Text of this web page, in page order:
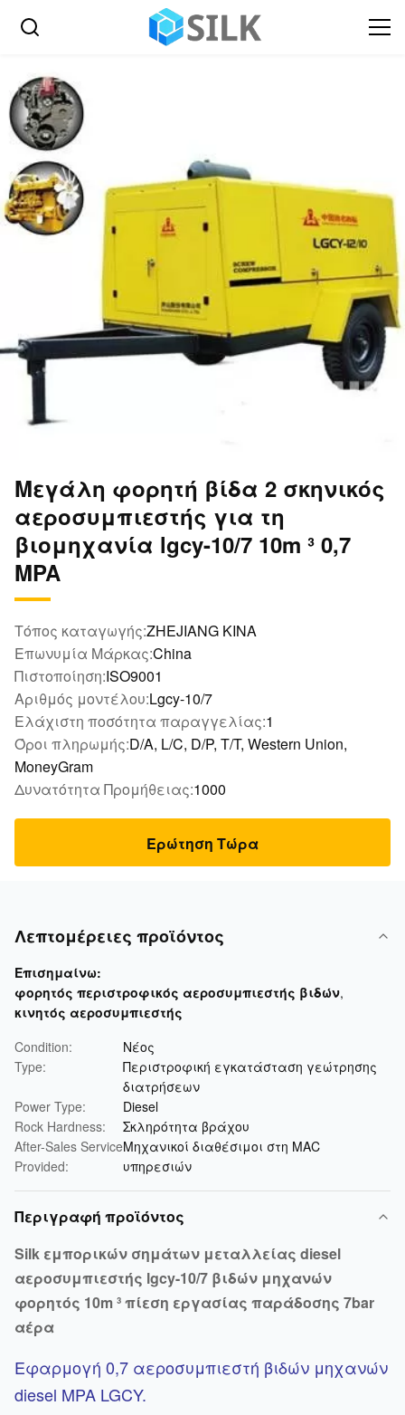
Μεγάλη φορητή βίδα 2 σκηνικός
αεροσυμπιεστής για τη
βιομηχανία lgcy-10/7 10m ³ 0,7
MPA
Τόπος καταγωγής:ZHEJIANG ΚΙΝΑ
Επωνυμία Μάρκας:China
Πιστοποίηση:ISO9001
Αριθμός μοντέλου:Lgcy-10/7
Ελάχιστη ποσότητα παραγγελίας:1
Όροι πληρωμής:D/A, L/C, D/P, T/T, Western Union,
MoneyGram
Δυνατότητα Προμήθειας:1000
Ερώτηση Τώρα
Λεπτομέρειες προϊόντος
Επισημαίνω:
φορητός περιστροφικός αεροσυμπιεστής βιδών,
κινητός αεροσυμπιεστής
Condition:
Νέος
Type:
Περιστροφική εγκατάσταση γεώτρησης
διατρήσεων
Power Type:
Diesel
Rock Hardness:
Σκληρότητα βράχου
After-Sales Service
Provided:
Μηχανικοί διαθέσιμοι στη MAC
υπηρεσιών
Περιγραφή προϊόντος
Silk εμπορικών σημάτων μεταλλείας diesel
αεροσυμπιεστής lgcy-10/7 βιδών μηχανών
φορητός 10m ³ πίεση εργασίας παράδοσης 7bar
αέρα
Εφαρμογή 0,7 αεροσυμπιεστή βιδών μηχανών
diesel MPA LGCY.